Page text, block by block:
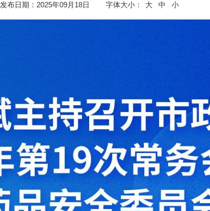
发布日期：2025年09月18日 字体大小： 大 中 小